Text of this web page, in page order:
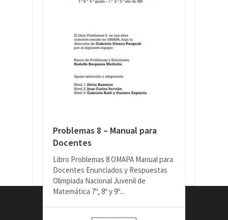
Problemas 8 – Manual para
Docentes
Libro Problemas 8 OMAPA Manual para
Docentes Enunciados y Respuestas
Olimpiada Nacional Juvenil de
Matemática 7º, 8º y 9º...